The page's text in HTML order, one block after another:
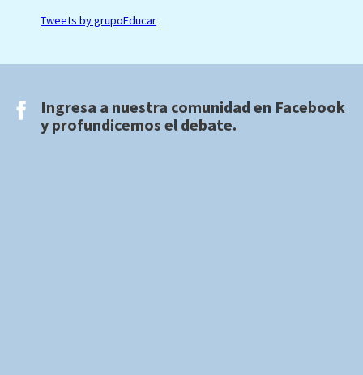
Tweets by grupoEducar
Ingresa a nuestra comunidad en Facebook
y profundicemos el debate.